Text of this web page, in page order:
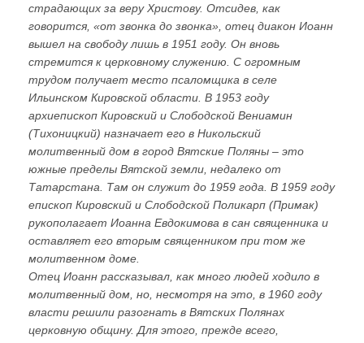
страдающих за веру Христову. Отсидев, как
говорится, «от звонка до звонка», отец диакон Иоанн
вышел на свободу лишь в 1951 году. Он вновь
стремится к церковному служению. С огромным
трудом получает место псаломщика в селе
Ильинском Кировской области. В 1953 году
архиепископ Кировский и Слободской Вениамин
(Тихоницкий) назначает его в Никольский
молитвенный дом в город Вятские Поляны – это
южные пределы Вятской земли, недалеко от
Татарстана. Там он служит до 1959 года. В 1959 году
епископ Кировский и Слободской Поликарп (Примак)
рукополагает Иоанна Евдокимова в сан священника и
оставляет его вторым священником при том же
молитвенном доме.
Отец Иоанн рассказывал, как много людей ходило в
молитвенный дом, но, несмотря на это, в 1960 году
власти решили разогнать в Вятских Полянах
церковную общину. Для этого, прежде всего,